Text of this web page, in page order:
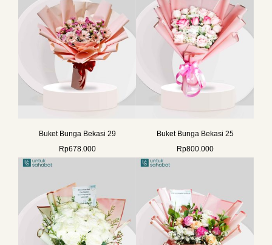
Buket Bunga Bekasi 29
Rp678.000
Buket Bunga Bekasi 25
Rp800.000